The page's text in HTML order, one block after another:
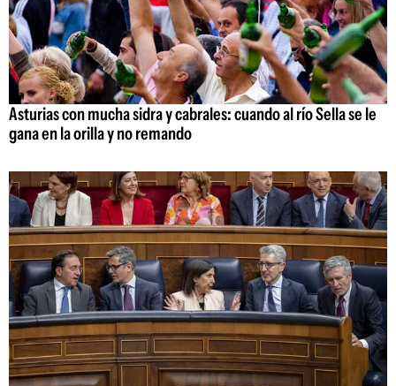
Asturias con mucha sidra y cabrales: cuando al río Sella se le
gana en la orilla y no remando